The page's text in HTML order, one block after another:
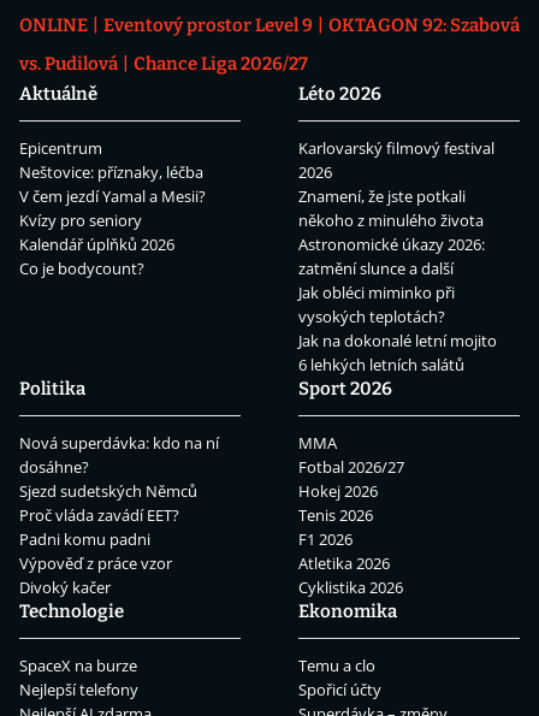
ONLINE
Eventový prostor Level 9
OKTAGON 92: Szabová
vs. Pudilová
Chance Liga 2026/27
Aktuálně
Epicentrum
Neštovice: příznaky, léčba
V čem jezdí Yamal a Mesii?
Kvízy pro seniory
Kalendář úplňků 2026
Co je bodycount?
Léto 2026
Karlovarský filmový festival
2026
Znamení, že jste potkali
někoho z minulého života
Astronomické úkazy 2026:
zatmění slunce a další
Jak obléci miminko při
vysokých teplotách?
Jak na dokonalé letní mojito
6 lehkých letních salátů
Politika
Nová superdávka: kdo na ní
dosáhne?
Sjezd sudetských Němců
Proč vláda zavádí EET?
Padni komu padni
Výpověď z práce vzor
Divoký kačer
Sport 2026
MMA
Fotbal 2026/27
Hokej 2026
Tenis 2026
F1 2026
Atletika 2026
Cyklistika 2026
Technologie
SpaceX na burze
Nejlepší telefony
Ekonomika
Temu a clo
Spořicí účty